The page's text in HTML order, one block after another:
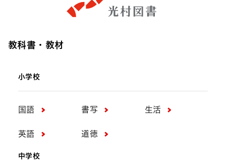
教科書・教材
小学校
国語 書写 生活
英語 道徳
中学校